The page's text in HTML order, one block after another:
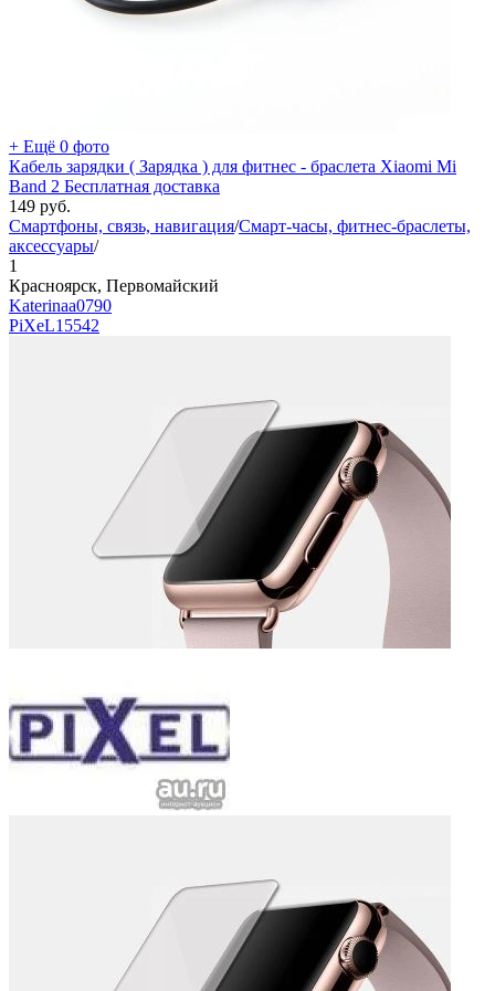
+ Ещё 0 фото
Кабель зарядки ( Зарядка ) для фитнес - браслета Xiaomi Mi
Band 2 Бесплатная доставка
149 руб.
Смартфоны, связь, навигация/Смарт-часы, фитнес-браслеты,
аксессуары/
1
Красноярск, Первомайский
Katerinaa0790
PiXeL15542